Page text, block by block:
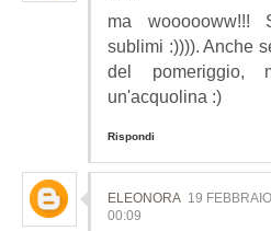
ma woooooww!!!
sublimi :)))). Anche
del pomeriggio,
un'acquolina :)
Rispondi
ELEONORA 19
00:09